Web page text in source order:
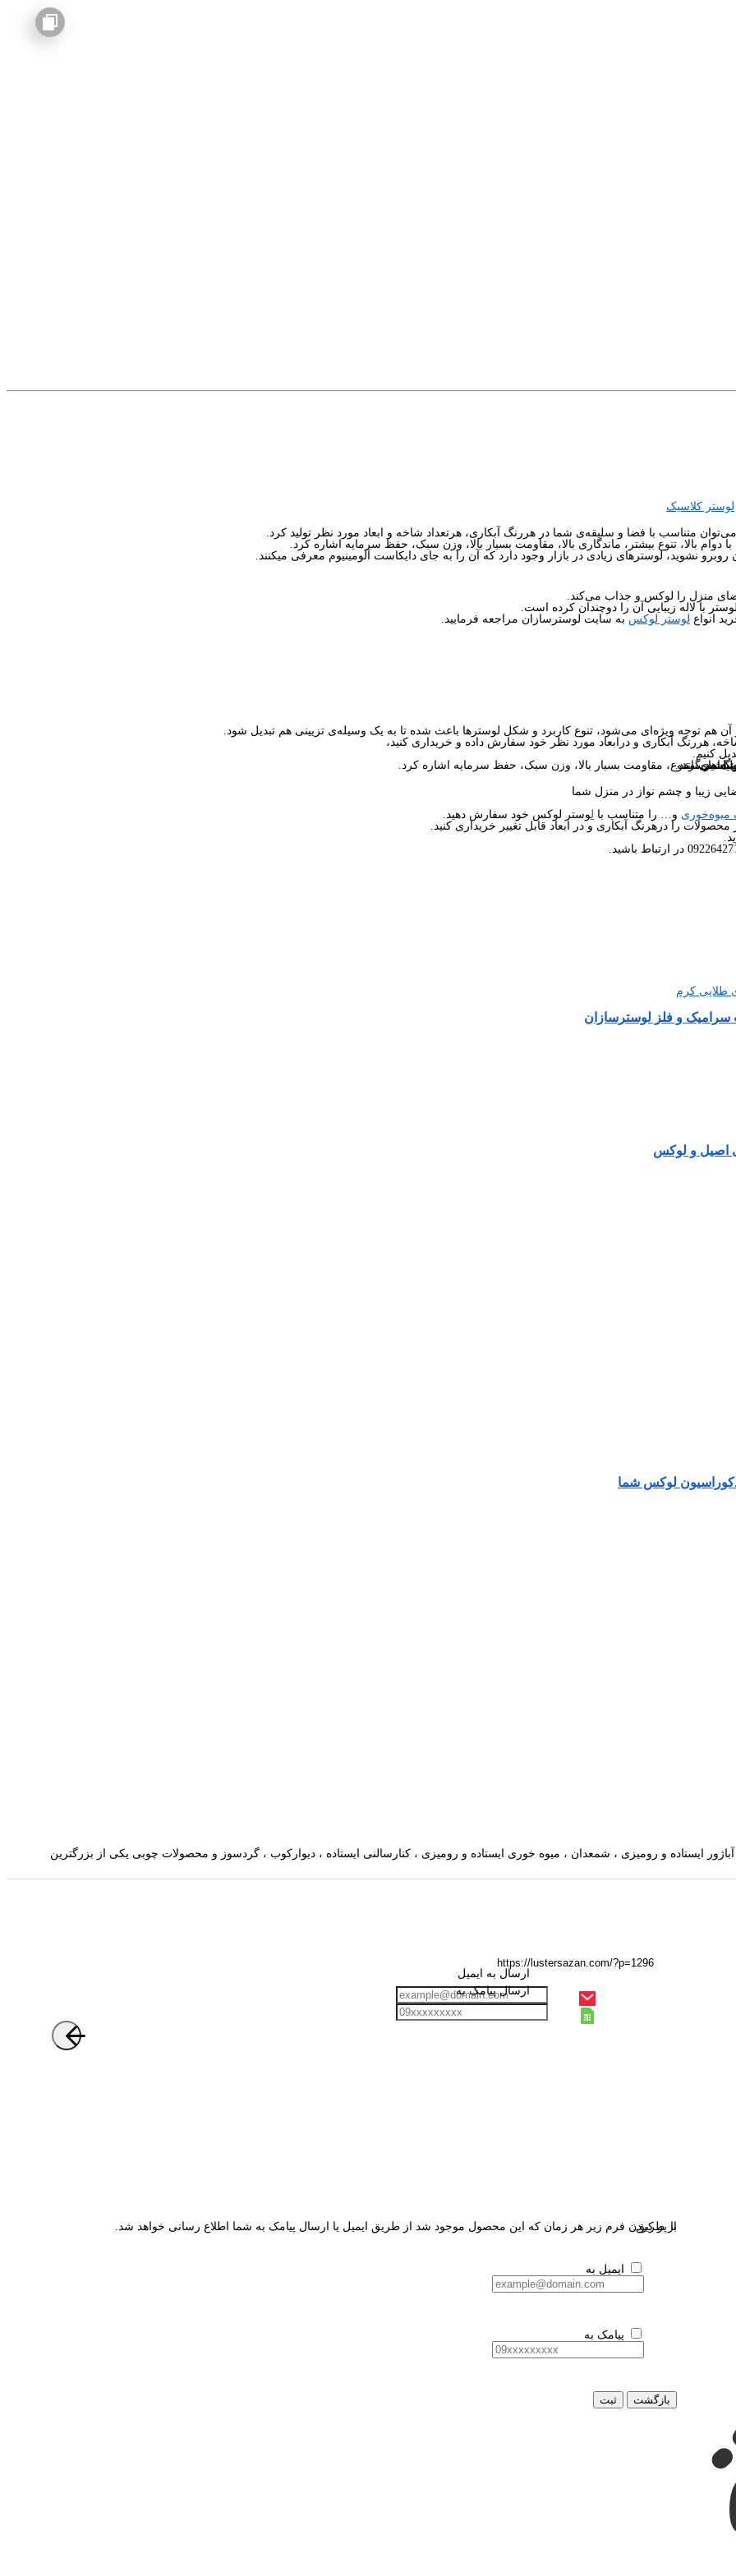
لوستر کلاسیک
بالا، تنوع بیشتر، ماندگاری بالا، مقاومت بسیار بالا، وزن سبک، حفظ سرمایه اشاره کرد.
روبرو نشوید، لوسترهای زیادی در بازار وجود دارد که آن را به جای دایکاست آلومینیوم معرفی میکنند.
منزل را لوکس و جذاب می‌کند.
با لاله زیبایی آن را دوچندان کرده است.
انواع لوستر لوکس به سایت لوسترسازان مراجعه فرمایید.
آن هم توجه ویژه‌ای می‌شود، تنوع کاربرد و شکل لوسترها باعث شده تا به یک وسیله‌ی تزیینی هم تبدیل شود.
هررنگ آبکاری و درابعاد مورد نظر خود سفارش داده و خریداری کنید،
کنیم.
رنگ های متنوع، مقاومت بسیار بالا، وزن سبک، حفظ سرمایه اشاره کرد.
می‌گردد.
برساند.
زیبا و چشم نواز در منزل شما
و… را متناسب با لوستر لوکس خود سفارش دهید.
را درهرنگ آبکاری و در ابعاد قابل تغییر خریداری کنید.
ارسال به ایمیل
ارسال پیامک به
با پر کردن فرم زیر هر زمان که این محصول موجود شد از طریق ایمیل یا ارسال پیامک به شما اطلاع رسانی خواهد شد.
از طریق:
ایمیل به
پیامک به
بازگشت ثبت